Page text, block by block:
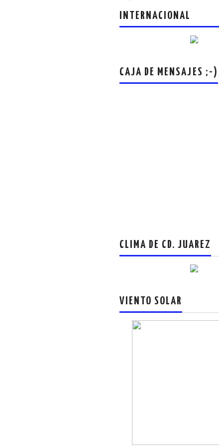
INTERNACIONAL
CAJA DE MENSAJES ;-)
CLIMA DE CD. JUAREZ
VIENTO SOLAR